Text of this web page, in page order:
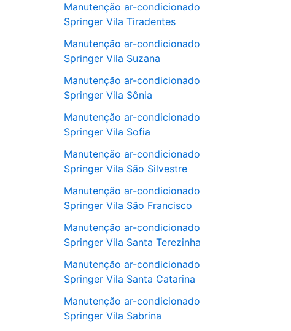
Manutenção ar-condicionado
Springer Vila Tiradentes
Manutenção ar-condicionado
Springer Vila Suzana
Manutenção ar-condicionado
Springer Vila Sônia
Manutenção ar-condicionado
Springer Vila Sofia
Manutenção ar-condicionado
Springer Vila São Silvestre
Manutenção ar-condicionado
Springer Vila São Francisco
Manutenção ar-condicionado
Springer Vila Santa Terezinha
Manutenção ar-condicionado
Springer Vila Santa Catarina
Manutenção ar-condicionado
Springer Vila Sabrina